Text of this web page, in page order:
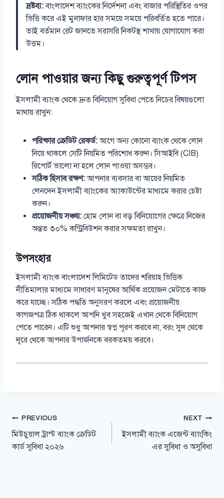
দ্রষ্টব্য:বাংলাদেশ ব্যাংকের নির্দেশনা এবং বাজার পরিস্থিতির ওপর
ভিত্তি করে এই মুনাফার হার সময়ে সময়ে পরিবর্তিত হতে পারে।
তাই বর্তমান রেট জানতে সরাসরি নিকটস্থ শাখায় যোগাযোগ করা
উত্তম।
লোন পাওয়ার জন্য কিছু গুরুত্বপূর্ণ টিপস
ইসলামী ব্যাংক থেকে দ্রুত বিনিয়োগ সুবিধা পেতে নিচের বিষয়গুলো
মাথায় রাখুন:
পরিষ্কার ক্রেডিট রেকর্ড:আগে অন্য কোনো ব্যাংক থেকে লোন
নিয়ে থাকলে সেটি নিয়মিত পরিশোধ করুন। সিআইবি (CIB)
রিপোর্ট ভালো না হলে লোন পাওয়া অসম্ভব।
সঠিক হিসাব রক্ষণ:আপনার ব্যবসার বা আয়ের নিয়মিত
লেনদেন ইসলামী ব্যাংকের অ্যাকাউন্টের মাধ্যমে করার চেষ্টা
করুন।
প্রয়োজনীয় সঞ্চয়: হোম লোন বা বড় বিনিয়োগের ক্ষেত্রে নিজের
অন্তত ৩০% কন্ট্রিবিউশন করার সক্ষমতা রাখুন।
উপসংহার
ইসলামী ব্যাংক বাংলাদেশ লিমিটেড তাদের শরিয়াহ ভিত্তিক
নীতিমালার মাধ্যমে সাধারণ মানুষের আর্থিক প্রয়োজন মেটাতে কাজ
করে যাচ্ছে। সঠিক পদ্ধতি অনুসরণ করলে এবং প্রয়োজনীয়
কাগজপত্র ঠিক থাকলে আপনি খুব সহজেই এখান থেকে বিনিয়োগ
পেতে পারেন। এটি শুধু আপনার স্বপ্ন পূরণ করবে না, বরং সুদ থেকে
দূরে থেকে আপনার উপার্জনকে বরকতময় করবে।
Post
navigation
PREVIOUS
মিউচুয়াল ট্রাস্ট ব্যাংক ক্রেডিট
কার্ড সুবিধা ২০২৬
NEXT
ইসলামী ব্যাংক এজেন্ট ব্যাংকিং
এর সুবিধা ও অসুবিধা